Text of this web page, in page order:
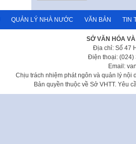
QUẢN LÝ NHÀ NƯỚC VĂN BẢN TIN
SỞ VĂN HÓA
Địa chỉ: Số 47
Điện thoại: (024)
Email:
Chịu trách nhiệm phát ngôn và quản lý nội
Bản quyền thuộc về Sở VHTT. Yêu